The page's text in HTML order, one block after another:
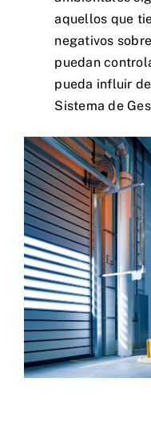
aquellos que
negativos
puedan
pueda influir
Sistema de